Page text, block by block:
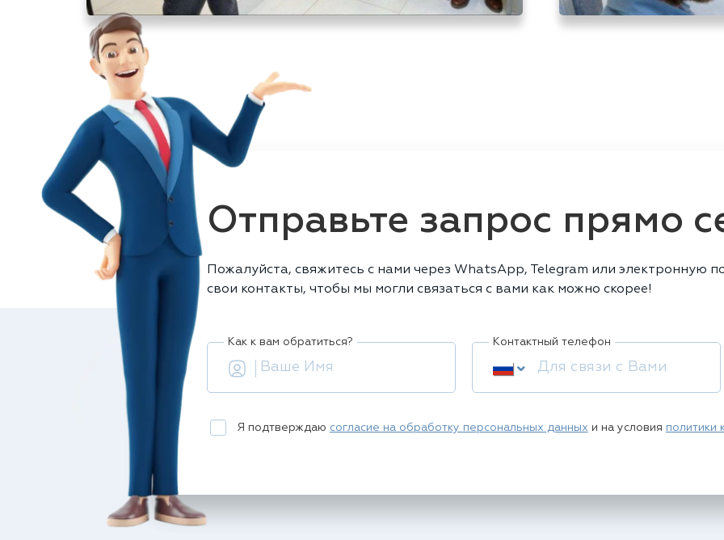
Отправьте запрос прямо
Пожалуйста, свяжитесь с нами через WhatsApp, Telegram или электронную
свои контакты, чтобы мы могли связаться с вами как можно скорее!
Как к вам обратиться? Контактный телефон
Я подтверждаю согласие на обработку персональных данных и на условия политики